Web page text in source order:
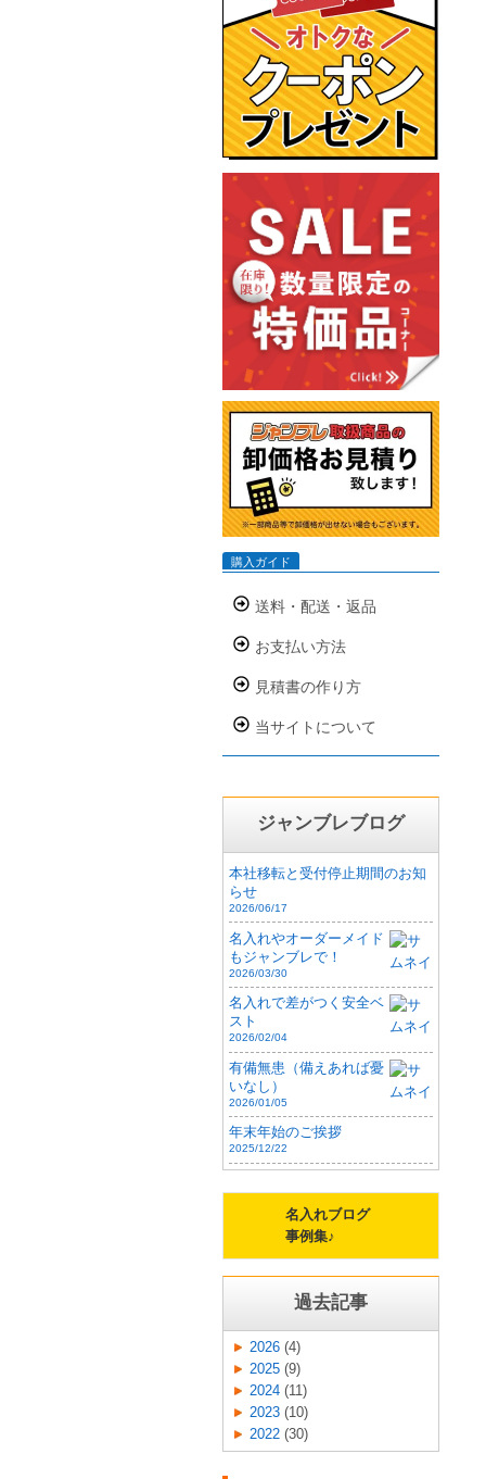
購入ガイド
送料・配送・返品
お支払い方法
見積書の作り方
当サイトについて
ジャンブレブログ
本社移転と受付停止期間のお知
らせ
2026/06/17
名入れやオーダーメイド
もジャンブレで！
2026/03/30
名入れで差がつく安全ベ
スト
2026/02/04
有備無患（備えあれば憂
いなし）
2026/01/05
年末年始のご挨拶
2025/12/22
名入れブログ
事例集♪
過去記事
2026 (4)
2025 (9)
2024 (11)
2023 (10)
2022 (30)